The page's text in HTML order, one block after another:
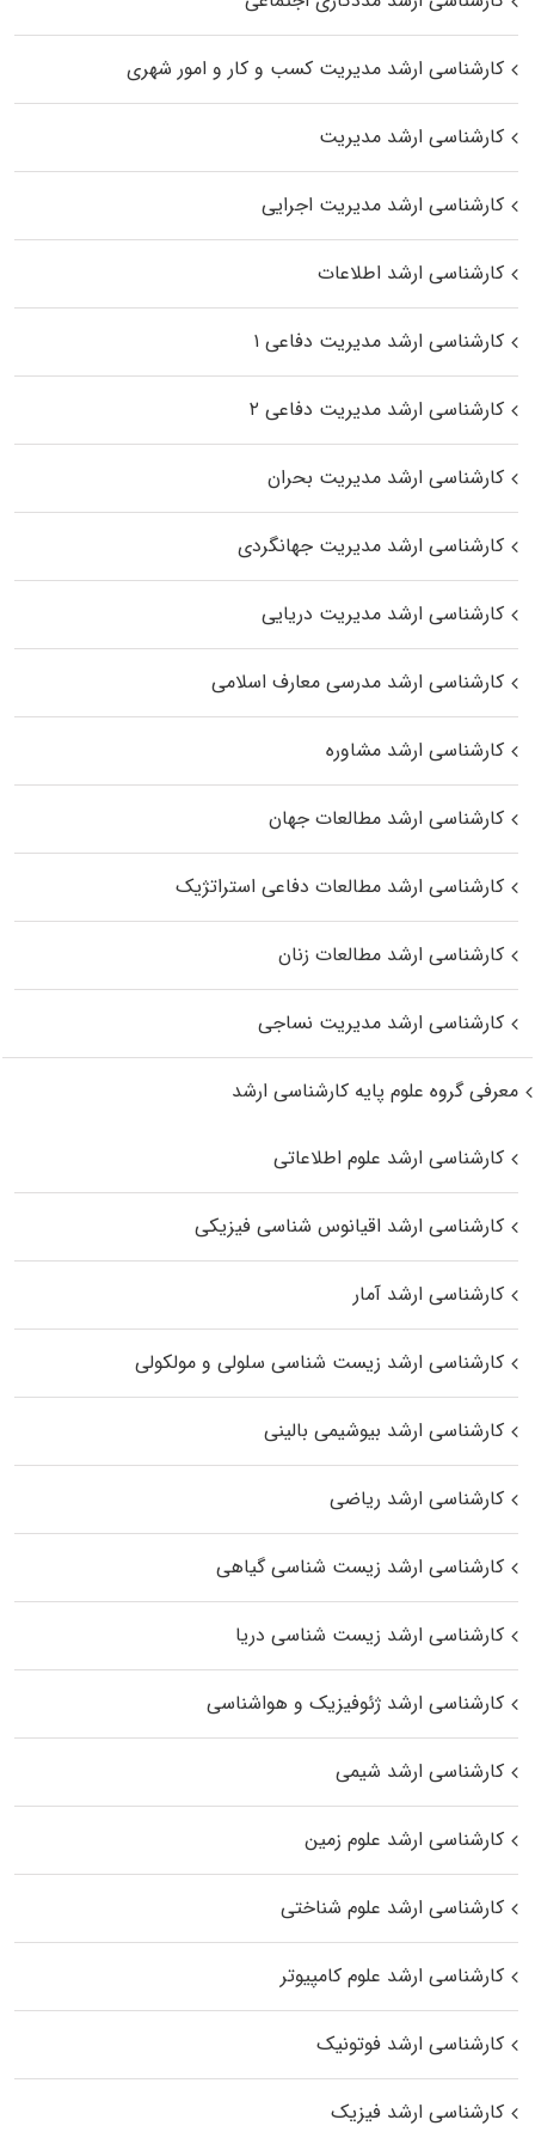
کارشناسی ارشد مدیریت کسب و کار و امور شهری
کارشناسی ارشد مدیریت
کارشناسی ارشد مدیریت اجرایی
کارشناسی ارشد اطلاعات
کارشناسی ارشد مدیریت دفاعی ۱
کارشناسی ارشد مدیریت دفاعی ۲
کارشناسی ارشد مدیریت بحران
کارشناسی ارشد مدیریت جهانگردی
کارشناسی ارشد مدیریت دریایی
کارشناسی ارشد مدرسی معارف اسلامی
کارشناسی ارشد مشاوره
کارشناسی ارشد مطالعات جهان
کارشناسی ارشد مطالعات دفاعی استراتژیک
کارشناسی ارشد مطالعات زنان
کارشناسی ارشد مدیریت نساجی
معرفی گروه علوم پایه کارشناسی ارشد
کارشناسی ارشد علوم اطلاعاتی
کارشناسی ارشد اقیانوس‌ شناسی فیزیکی
کارشناسی ارشد آمار
کارشناسی ارشد زیست شناسی سلولی و مولکولی
کارشناسی ارشد بیوشیمی بالینی
کارشناسی ارشد ریاضی
کارشناسی ارشد زیست‌ شناسی گیاهی
کارشناسی ارشد زیست‌ شناسی دریا
کارشناسی ارشد ژئوفیزیک و هواشناسی
کارشناسی ارشد شیمی
کارشناسی ارشد علوم زمین
کارشناسی ارشد علوم شناختی
کارشناسی ارشد علوم کامپیوتر
کارشناسی ارشد فوتونیک
کارشناسی ارشد فیزیک